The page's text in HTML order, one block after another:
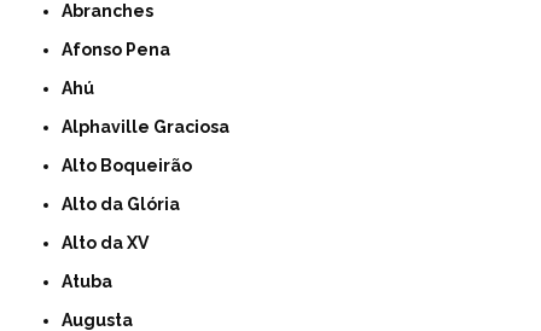
Abranches
Afonso Pena
Ahú
Alphaville Graciosa
Alto Boqueirão
Alto da Glória
Alto da XV
Atuba
Augusta